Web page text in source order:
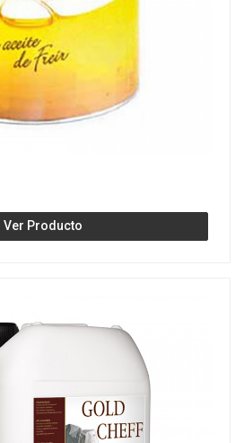
Ver Producto